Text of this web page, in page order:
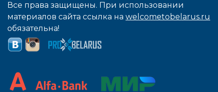
Все права защищены. При использовании
материалов сайта ссылка на welcometobelarus.ru
обязательна!